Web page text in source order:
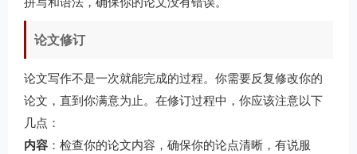
论文修订
论文写作不是一次就能完成的过程。你需要反复修改你的
论文，直到你满意为止。在修订过程中，你应该注意以下
几点：
内容 ：检查你的论文内容，确保你的论点清晰，有说服